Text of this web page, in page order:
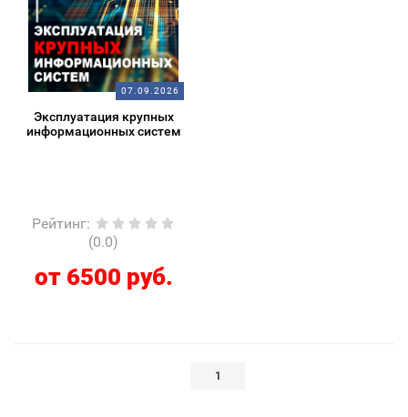
07.09.2026
Эксплуатация крупных
информационных систем
Рейтинг:
(0.0)
от 6500 руб.
1